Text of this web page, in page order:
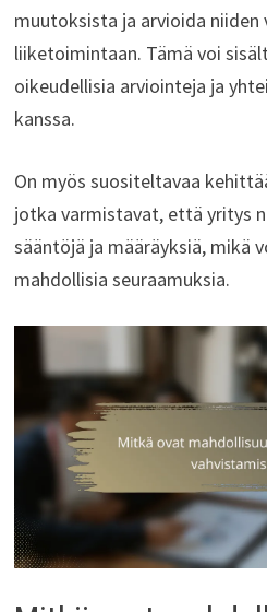
muutoksista ja arvioida niiden
liiketoimintaan. Tämä voi
oikeudellisia arviointeja ja
kanssa.
On myös suositeltavaa
jotka varmistavat, että yritys
sääntöjä ja määräyksiä, mikä
mahdollisia seuraamuksia.